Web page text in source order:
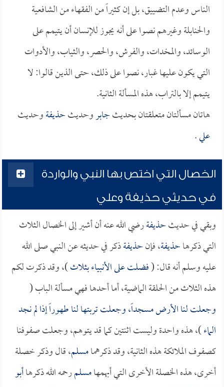
الناس وعدم التضييق، بل إن كثيراً من الفقهاء من الشافعية
والحنابلة وغيرهم نصوا على أنه يجوز للإنسان أن يتيمم على
الوسائد، والمخدات، والفرش، والحصر، والثياب، والأدوات
التي يكون عليها غبار، نصوا على ذلك، حتى الذين قالوا: لا
يتيمم إلا بالتراب، هذه المسألة الثانية.
هاتان مسألتان متعلقتان بحديثجابروحديثحذيفةوحديث
علي.
الخصال التي اختص بها النبي والواردة
في حديثي حذيفة وعلي
وبقي في حديثحذيفةرضي الله عنه أن أشير إلى الخصال الثلاث
التي ذكرهاحذيفة، فإنحذيفةذكر في حديثه عن النبي صلى الله
عليه وسلم أنه قال: (فضلت على الأنبياء بثلاث)، وقد ذكرت لكم
هذه الثلاث من الحلقة الماضية، أما أحدها فهي مسألة الباب (
وجعلت لنا الأرض مسجداً، وجعلت تربتها لنا طهوراً إذا لم نجد
الماء)، هذه واحدة وليست اثنتين كما قد يتوهم، وجعلت صفوفنا
كصفوف الملائكة هذه الثانية، وقد ذكرهمامسلم، قال وذكر خصلة
أخرى، هذه الخصلة الأخرى التي أبهمهامسلمرحمه الله ذكرهاأبو